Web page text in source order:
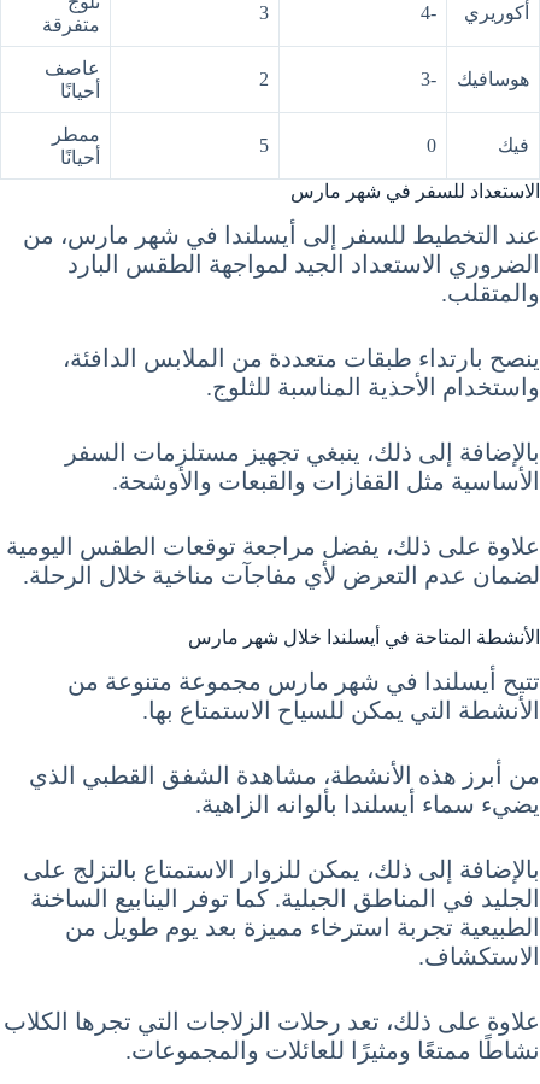
أكوريري -4
3
متفرقة
هوسافيك -3
2
عاصف
أحيانًا
فيك 0
5
ممطر
أحيانًا
الاستعداد للسفر في شهر مارس
عند التخطيط للسفر إلى أيسلندا في شهر مارس، من
الضروري الاستعداد الجيد لمواجهة الطقس البارد
والمتقلب.
ينصح بارتداء طبقات متعددة من الملابس الدافئة،
واستخدام الأحذية المناسبة للثلوج.
بالإضافة إلى ذلك، ينبغي تجهيز مستلزمات السفر
الأساسية مثل القفازات والقبعات والأوشحة.
علاوة على ذلك، يفضل مراجعة توقعات الطقس اليومية
لضمان عدم التعرض لأي مفاجآت مناخية خلال الرحلة.
الأنشطة المتاحة في أيسلندا خلال شهر مارس
تتيح أيسلندا في شهر مارس مجموعة متنوعة من
الأنشطة التي يمكن للسياح الاستمتاع بها.
من أبرز هذه الأنشطة، مشاهدة الشفق القطبي الذي
يضيء سماء أيسلندا بألوانه الزاهية.
بالإضافة إلى ذلك، يمكن للزوار الاستمتاع بالتزلج على
الجليد في المناطق الجبلية. كما توفر الينابيع الساخنة
الطبيعية تجربة استرخاء مميزة بعد يوم طويل من
الاستكشاف.
علاوة على ذلك، تعد رحلات الزلاجات التي تجرها الكلاب
نشاطًا ممتعًا ومثيرًا للعائلات والمجموعات.